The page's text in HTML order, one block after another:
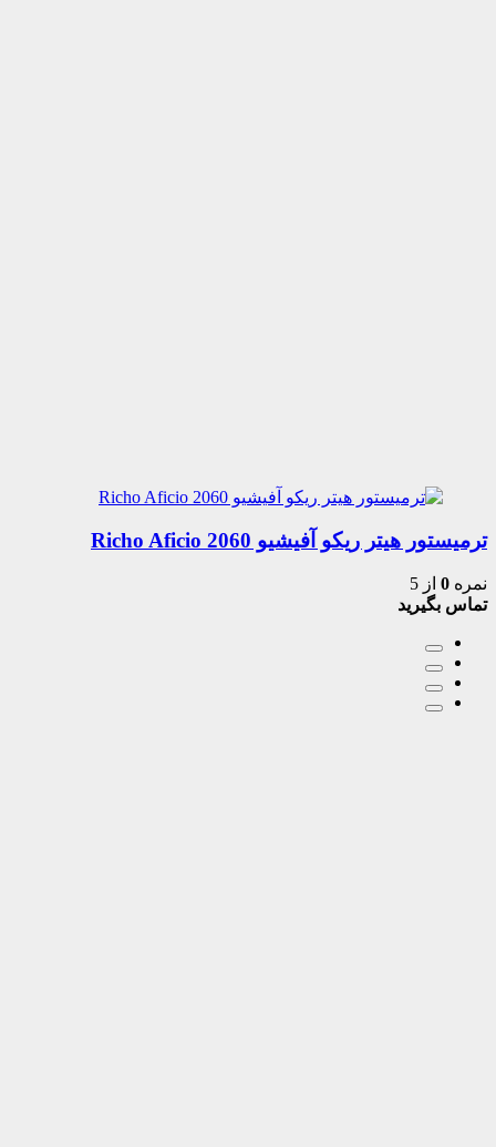
ترمیستور هیتر ریکو آفیشیو 2060 Richo Aficio
نمره 0 از 5
تماس بگیرید